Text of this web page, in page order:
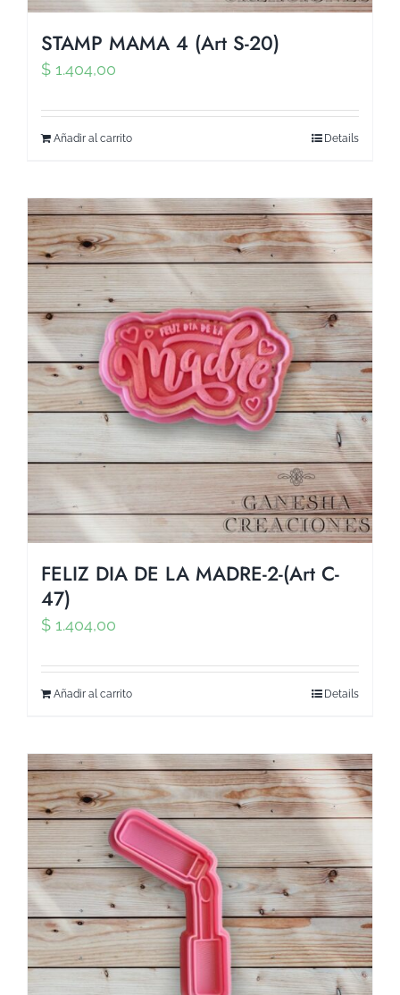
STAMP MAMA 4 (Art S-20)
$ 1.404,00
Añadir al carrito Details
FELIZ DIA DE LA MADRE-2-(Art C-
47)
$ 1.404,00
Añadir al carrito Details